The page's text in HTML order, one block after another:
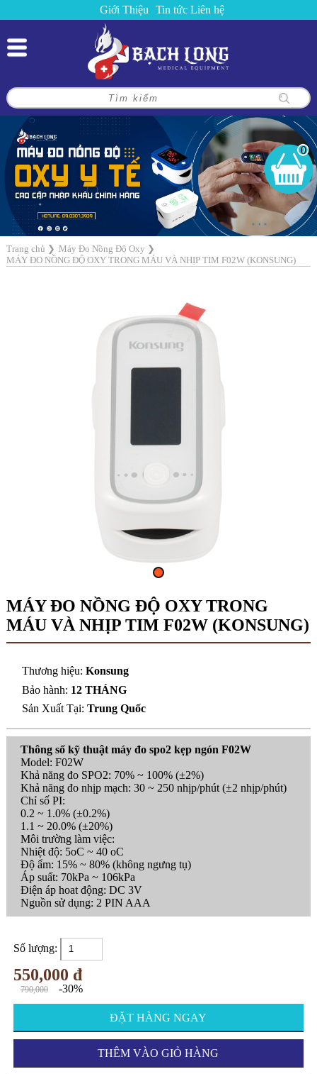
Giới Thiệu Tin tức Liên hệ
0
Trang chủ ❯ Máy Đo Nồng Độ Oxy ❯
MÁY ĐO NỒNG ĐỘ OXY TRONG MÁU VÀ NHỊP TIM F02W (KONSUNG)
MÁY ĐO NỒNG ĐỘ OXY TRONG
MÁU VÀ NHỊP TIM F02W (KONSUNG)
Thương hiệu:Konsung
Bảo hành: 12 THÁNG
Sản Xuất Tại:Trung Quốc
Thông số kỹ thuật máy đo spo2 kẹp ngón F02W
Model: F02W
Khả năng đo SPO2: 70% ~ 100% (±2%)
Khả năng đo nhịp mạch: 30 ~ 250 nhịp/phút (±2 nhịp/phút)
Chỉ số PI:
0.2 ~ 1.0% (±0.2%)
1.1 ~ 20.0% (±20%)
Môi trường làm việc:
Nhiệt độ: 5oC ~ 40 oC
Độ ẩm: 15% ~ 80% (không ngưng tụ)
Áp suất: 70kPa ~ 106kPa
Điện áp hoat động: DC 3V
Nguồn sử dụng: 2 PIN AAA
Số lượng:
550,000 đ
790,000 -30%
ĐẶT HÀNG NGAY
THÊM VÀO GIỎ HÀNG